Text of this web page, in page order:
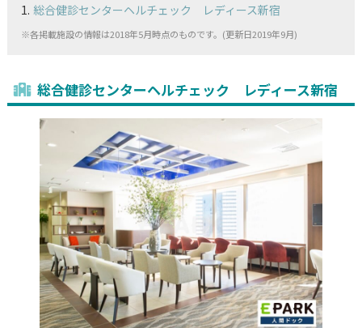
総合健診センターヘルチェック レディース新宿
※各掲載施設の情報は2018年5月時点のものです。(更新日2019年9月)
総合健診センターヘルチェック レディース新宿